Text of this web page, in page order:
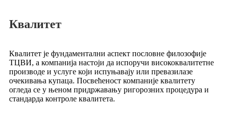
Квалитет
Квалитет је фундаментални аспект пословне филозофије
ТЦВИ, а компанија настоји да испоручи висококвалитетне
производе и услуге који испуњавају или превазилазе
очекивања купаца. Посвећеност компаније квалитету
огледа се у њеном придржавању ригорозних процедура и
стандарда контроле квалитета.